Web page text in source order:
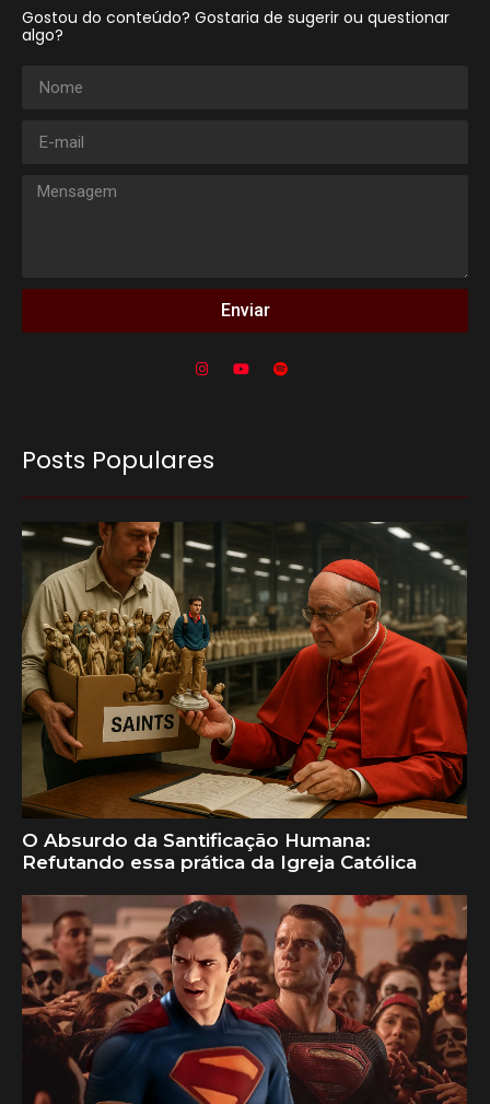
Gostou do conteúdo? Gostaria de sugerir ou questionar
algo?
Enviar
Posts Populares
O Absurdo da Santificação Humana:
Refutando essa prática da Igreja Católica